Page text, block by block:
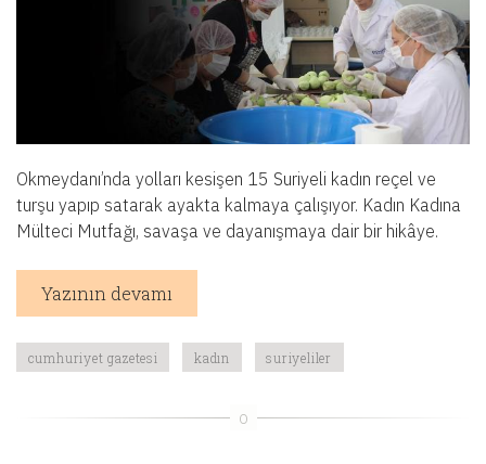
Okmeydanı’nda yolları kesişen 15 Suriyeli kadın reçel ve
turşu yapıp satarak ayakta kalmaya çalışıyor. Kadın Kadına
Mülteci Mutfağı, savaşa ve dayanışmaya dair bir hikâye.
Yazının devamı
cumhuriyet gazetesi kadın suriyeliler